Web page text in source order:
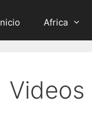
Africa
Videos